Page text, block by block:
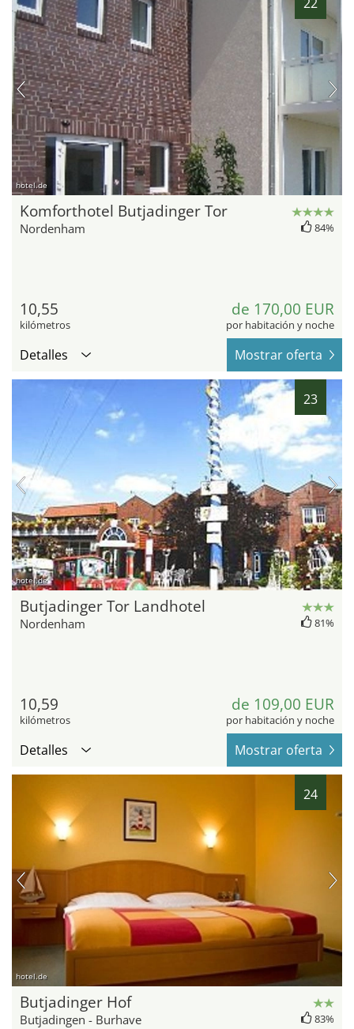
hotel.de
Komforthotel Butjadinger Tor
Nordenham 84%
10,55
kilómetros
de 170,00 EUR
por habitación y noche
Detalles Mostrar oferta
23
hotel.de
Butjadinger Tor Landhotel
Nordenham 81%
10,59
kilómetros
de 109,00 EUR
por habitación y noche
Detalles Mostrar oferta
24
hotel.de
Butjadinger Hof
Butjadingen - Burhave 83%